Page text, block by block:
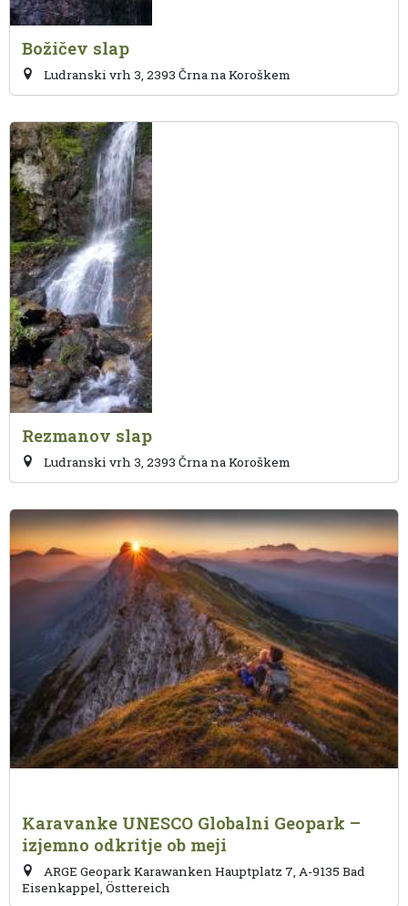
Božičev slap
Ludranski vrh 3, 2393 Črna na Koroškem
Rezmanov slap
Ludranski vrh 3, 2393 Črna na Koroškem
Karavanke UNESCO Globalni Geopark –
izjemno odkritje ob meji
ARGE Geopark Karawanken Hauptplatz 7, A-9135 Bad
Eisenkappel, Östtereich